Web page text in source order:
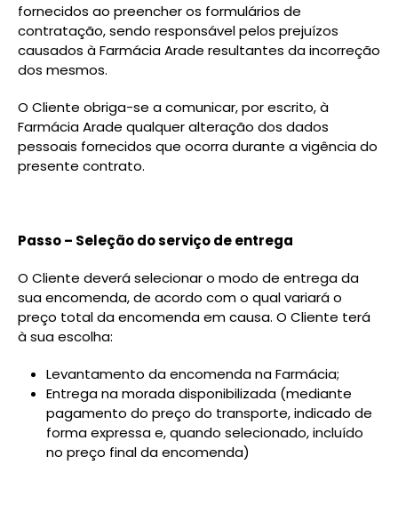
fornecidos ao preencher os formulários de
contratação, sendo responsável pelos prejuízos
causados à Farmácia Arade resultantes da incorreção
dos mesmos.
O Cliente obriga-se a comunicar, por escrito, à
Farmácia Arade qualquer alteração dos dados
pessoais fornecidos que ocorra durante a vigência do
presente contrato.
Passo – Seleção do serviço de entrega
O Cliente deverá selecionar o modo de entrega da
sua encomenda, de acordo com o qual variará o
preço total da encomenda em causa. O Cliente terá
à sua escolha:
Levantamento da encomenda na Farmácia;
Entrega na morada disponibilizada (mediante
pagamento do preço do transporte, indicado de
forma expressa e, quando selecionado, incluído
no preço final da encomenda)